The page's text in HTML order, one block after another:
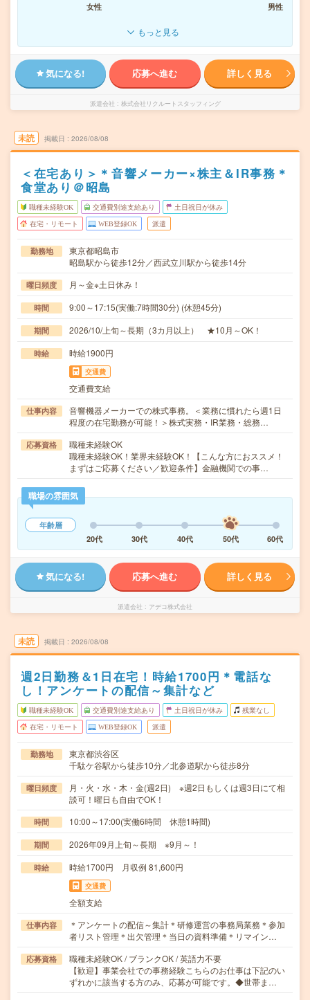
女性
男性
もっと見る
気になる! 応募へ進む 詳しく見る
派遣会社 株式会社リクルートスタッフィング
未読 掲載日 2026/08/08
＜在宅あり＞＊音響メーカー×株主＆IR事務＊
食堂あり＠昭島
職種未経験OK 交通費別途支給あり 土日祝日が休み
在宅・リモート WEB登録OK 派遣
勤務地
東京都昭島市
昭島駅から徒歩12分／西武立川駅から徒歩14分
曜日頻度 月～金※土日休み！
時間 9:00～17:15(実働:7時間30分) (休憩45分)
期間 2026/10/上旬～長期（3カ月以上） ★10月～OK！
時給 時給1900円
交通費
交通費支給
仕事内容
音響機器メーカーでの株式事務。＜業務に慣れたら週1日
程度の在宅勤務が可能！＞株式実務・IR業務・総務…
応募資格
職種未経験OK
職種未経験OK！業界未経験OK！【こんな方におススメ！
まずはご応募ください／歓迎条件】金融機関での事…
職場の雰囲気
年齢層
20代
30代 40代 50代 60代
気になる! 応募へ進む 詳しく見る
派遣会社 アデコ株式会社
未読 掲載日 2026/08/08
週2日勤務＆1日在宅！時給1700円＊電話な
し！アンケートの配信～集計など
職種未経験OK 交通費別途支給あり 土日祝日が休み 残業なし
在宅・リモート WEB登録OK 派遣
勤務地
東京都渋谷区
千駄ケ谷駅から徒歩10分／北参道駅から徒歩8分
曜日頻度
月・火・水・木・金(週2日) ※週2日もしくは週3日にて相
談可！曜日も自由でOK！
時間 10:00～17:00(実働6時間 休憩1時間)
期間 2026年09月上旬～長期 ※9月～！
時給 時給1700円 月収例 81,600円
交通費
全額支給
仕事内容
＊アンケートの配信～集計＊研修運営の事務局業務＊参加
者リスト管理＊出欠管理＊当日の資料準備＊リマイン…
応募資格
職種未経験OK / ブランクOK / 英語力不要
【歓迎】事業会社での事務経験こちらのお仕事は下記のい
ずれかに該当する方のみ、応募が可能です。◆世帯ま…